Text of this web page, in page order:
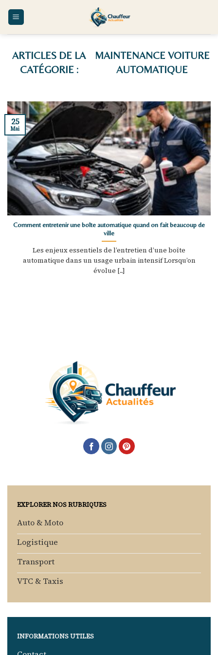
MAINTENANCE VOITURE
AUTOMATIQUE
Comment entretenir une boîte automatique quand on fait beaucoup de
ville
Les enjeux essentiels de l’entretien d’une boîte
automatique dans un usage urbain intensif Lorsqu’on
évolue [...]
25
Mai
EXPLORER NOS RUBRIQUES
Auto & Moto
Logistique
Transport
VTC & Taxis
INFORMATIONS UTILES